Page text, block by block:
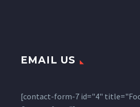
EMAIL US
[contact-form-7 id="4"